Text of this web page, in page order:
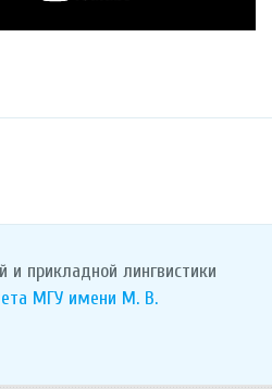
прикладной лингвистики
МГУ имени М. В.